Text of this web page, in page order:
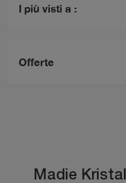
I più visti a :
Offerte
Madie